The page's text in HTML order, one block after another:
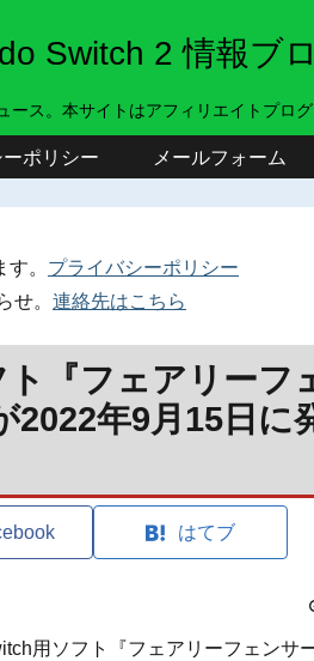
Switch 2 情報ブ
ース。本サイトはアフィリエイトプロ
ポリシー メールフォーム
。 プライバシーポリシー
せ。 連絡先はこちら
『フェアリーフ
年9月15日に
はてブ
用ソフト『フェアリーフェンサ